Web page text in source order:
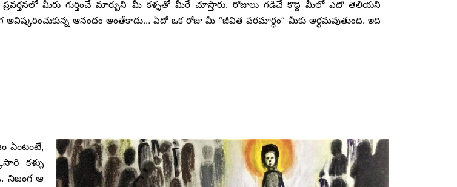
మీరు గుర్తించే మార్పుని మీ కళ్ళతో మీరే చూస్తారు. రోజులు గడిచే కొద్ది మీలో ఎదో తెలియని
ఆనందం అంతేకాదు… ఏదో ఒక రోజు మీ “జీవిత పరమార్ధం” మీకు అర్ధమవుతుంది. ఇది
ఏంటంటే,
కళ్ళు
నిజంగ ఆ